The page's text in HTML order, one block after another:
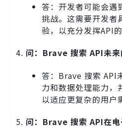
答：开发者可能会遇
挑战。这需要开发者
验，以充分发挥API的
问：Brave 搜索 API未来
答：Brave 搜索 API
力和数据处理能力，
以适应更复杂的用户
问：Brave 搜索 API在